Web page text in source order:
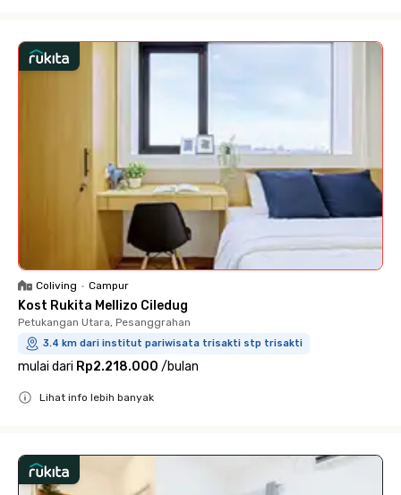
Coliving • Campur
Kost Rukita Mellizo Ciledug
Petukangan Utara, Pesanggrahan
3.4 km dari institut pariwisata trisakti stp trisakti
mulai dari Rp2.218.000 /bulan
Lihat info lebih banyak